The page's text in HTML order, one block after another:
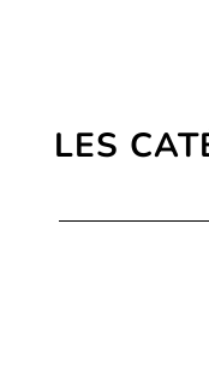
LES